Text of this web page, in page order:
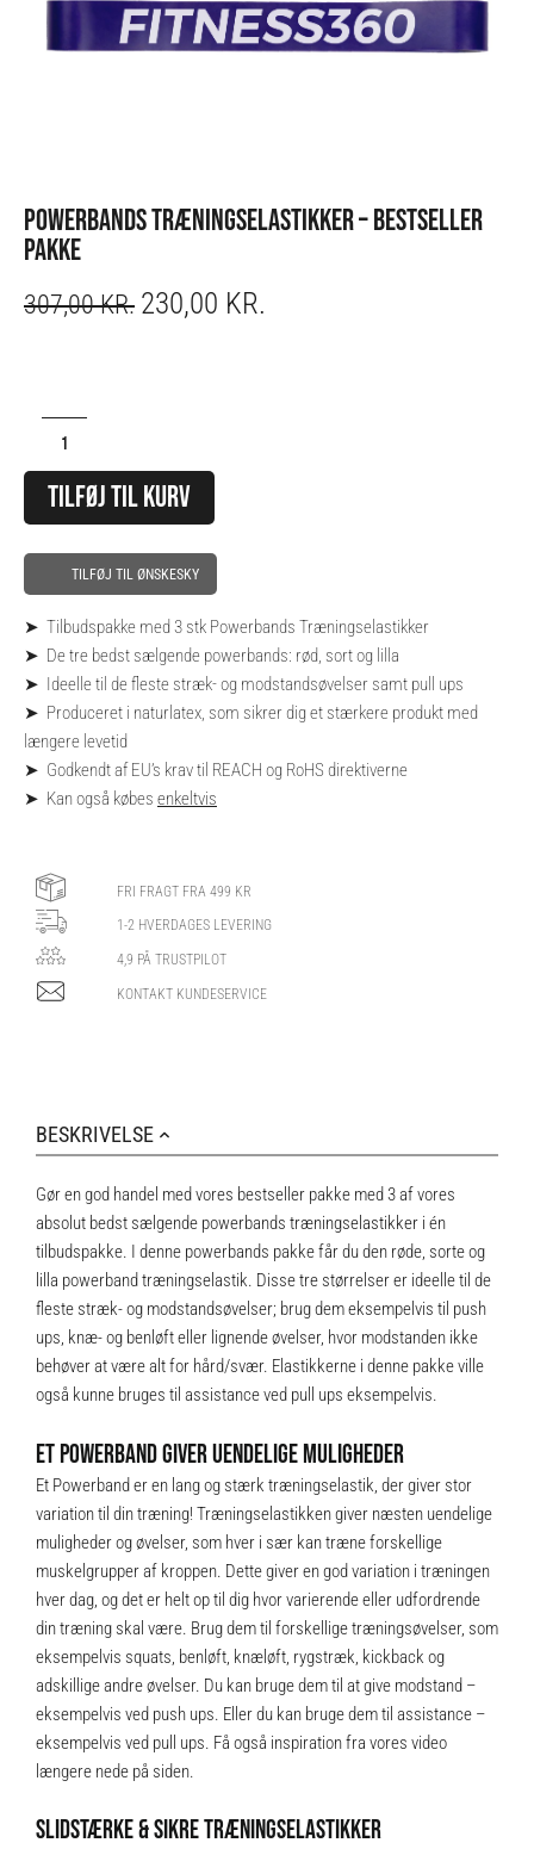
POWERBANDS TRÆNINGSELASTIKKER – BESTSELLER
PAKKE
307,00KR. ORIGINAL
230,00 KR.
Bestseller
TILFØJ TIL KURV
TILFØJ TIL ØNSKESKY
➤ Tilbudspakke med 3 stk Powerbands Træningselastikker
➤ De tre bedst sælgende powerbands: rød, sort og lilla
➤ Ideelle til de fleste stræk- og modstandsøvelser samt pull ups
➤ Produceret i naturlatex, som sikrer dig et stærkere produkt med
længere levetid
➤ Godkendt af EU’s krav til REACH og RoHS direktiverne
➤ Kan også købes enkeltvis
FRI FRAGT FRA 499 KR
1-2 HVERDAGES LEVERING
4,9 PÅ TRUSTPILOT
KONTAKT KUNDESERVICE
BESKRIVELSE
Gør en god handel med vores bestseller pakke med 3 af vores
absolut bedst sælgende powerbands træningselastikker i én
tilbudspakke. I denne powerbands pakke får du den røde, sorte og
lilla powerband træningselastik. Disse tre størrelser er ideelle til de
fleste stræk- og modstandsøvelser; brug dem eksempelvis til push
ups, knæ- og benløft eller lignende øvelser, hvor modstanden ikke
behøver at være alt for hård/svær. Elastikkerne i denne pakke ville
også kunne bruges til assistance ved pull ups eksempelvis.
ET POWERBAND GIVER UENDELIGE MULIGHEDER
Et Powerband er en lang og stærk træningselastik, der giver stor
variation til din træning! Træningselastikken giver næsten uendelige
muligheder og øvelser, som hver i sær kan træne forskellige
muskelgrupper af kroppen. Dette giver en god variation i træningen
hver dag, og det er helt op til dig hvor varierende eller udfordrende
din træning skal være. Brug dem til forskellige træningsøvelser, som
eksempelvis squats, benløft, knæløft, rygstræk, kickback og
adskillige andre øvelser. Du kan bruge dem til at give modstand –
eksempelvis ved push ups. Eller du kan bruge dem til assistance –
eksempelvis ved pull ups. Få også inspiration fra vores video
længere nede på siden.
SLIDSTÆRKE & SIKRE TRÆNINGSELASTIKKER